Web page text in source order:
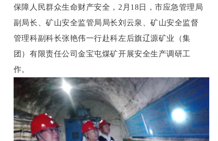
保障 人民群众生命财产安全， 2月1 8日，市应急管理局
副局长 、矿山安全监管局局长刘云泉 、矿山安全监督
管理科副科长张艳伟一行赴科左后旗辽源矿业（集
团）有限责任公司金宝屯煤矿开展安全生产调研工
作。